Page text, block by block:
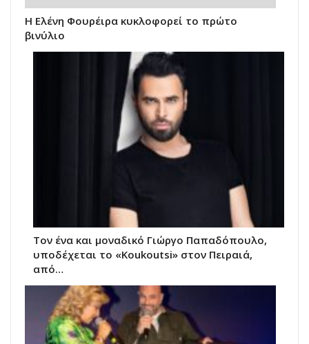
Η Ελένη Φουρέιρα κυκλοφορεί το πρώτο
βινύλιο
Τον ένα και μοναδικό Γιώργο Παπαδόπουλο,
υποδέχεται το «Koukoutsi» στον Πειραιά,
από…